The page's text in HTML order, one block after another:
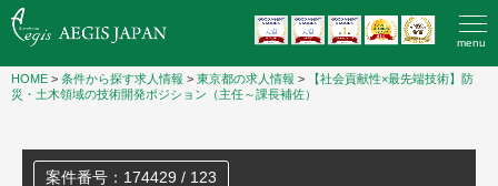
menu
HOME > 条件から探す求人情報 > 東京都の求人情報 >
【社会貢献性×最先端技術】防
災・土木領域の技術開発ポジション（主任～課長補佐）
案件番号：174429 / 123